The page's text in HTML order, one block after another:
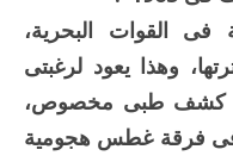
القوات البحرية،
وهذا يعود لرغبتى
كشف طبى مخصوص،
فى فرقة غطس هجومية